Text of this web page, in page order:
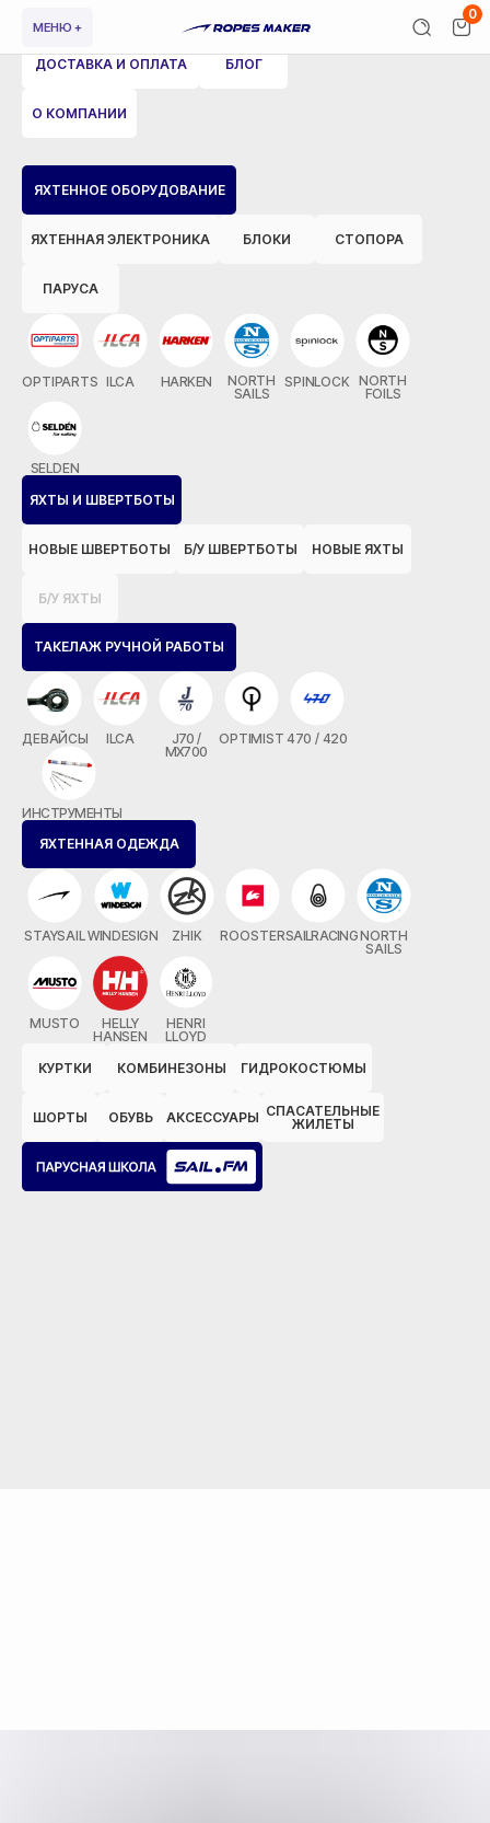
МЕНЮ +
0
ЯХТЕННОЕ ОБОРУДОВАНИЕ
ЯХТЕННАЯ ЭЛЕКТРОНИКА БЛОКИ СТОПОРА
ПАРУСА
OPTIPARTS ILCA HARKEN
NORTH
SAILS
SPINLOCK NORTH
FOILS
SELDEN
ЯХТЫ И ШВЕРТБОТЫ
НОВЫЕ ШВЕРТБОТЫ Б/У ШВЕРТБОТЫ НОВЫЕ ЯХТЫ
Б/У ЯХТЫ
ТАКЕЛАЖ РУЧНОЙ РАБОТЫ
ДЕВАЙСЫ ILCA
J70 /
MX700
OPTIMIST 470 / 420
ИНСТРУМЕНТЫ
ЯХТЕННАЯ ОДЕЖДА
STAYSAILWINDESIGN ZHIK ROOSTERSAILRACINGNORTH
SAILS
MUSTO
HELLY
HANSEN
HENRI
LLOYD
КУРТКИ
КОМБИНЕЗОНЫ ГИДРОКОСТЮМЫ
ШОРТЫ ОБУВЬ АКСЕССУАРЫ СПАСАТЕЛЬНЫЕ
ЖИЛЕТЫ
ДОСТАВКА И ОПЛАТА БЛОГ
О КОМПАНИИ